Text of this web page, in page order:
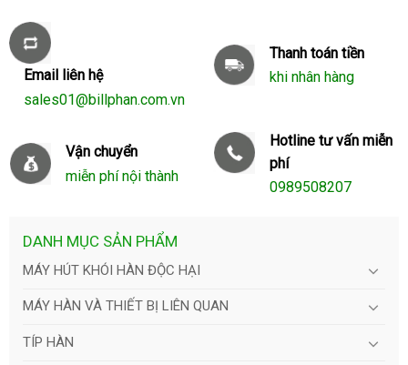
Email liên hệ
sales01@billphan.com.vn
Thanh toán tiền
khi nhân hàng
Vận chuyển
miễn phí nội thành
Hotline tư vấn miễn
phí
0989508207
DANH MỤC SẢN PHẨM
MÁY HÚT KHÓI HÀN ĐỘC HẠI
MÁY HÀN VÀ THIẾT BỊ LIÊN QUAN
TÍP HÀN